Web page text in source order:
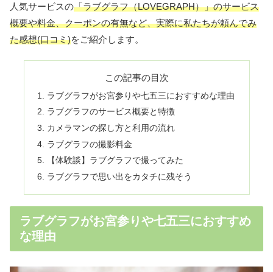
人気サービスの「ラブグラフ（LOVEGRAPH）」のサービス
概要や料金、クーポンの有無など、実際に私たちが頼んでみ
た感想(口コミ)をご紹介します。
この記事の目次
ラブグラフがお宮参りや七五三におすすめな理由
ラブグラフのサービス概要と特徴
カメラマンの探し方と利用の流れ
ラブグラフの撮影料金
【体験談】ラブグラフで撮ってみた
ラブグラフで思い出をカタチに残そう
ラブグラフがお宮参りや七五三におすすめ
な理由